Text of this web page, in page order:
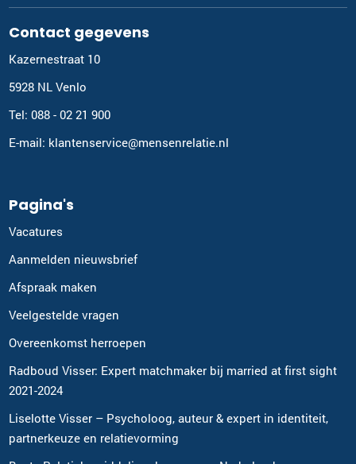
Contact gegevens
Kazernestraat 10
5928 NL Venlo
Tel: 088 - 02 21 900
E-mail: klantenservice@mensenrelatie.nl
Pagina's
Vacatures
Aanmelden nieuwsbrief
Afspraak maken
Veelgestelde vragen
Overeenkomst herroepen
Radboud Visser: Expert matchmaker bij married at first sight
2021-2024
Liselotte Visser – Psycholoog, auteur & expert in identiteit,
partnerkeuze en relatievorming